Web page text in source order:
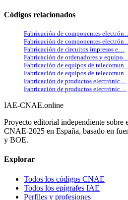
Códigos relacionados
Fabricación de componentes electrón…
Fabricación de componentes electrón…
Fabricación de circuitos impresos e…
Fabricación de ordenadores y equipo…
Fabricación de equipos de telecomun…
Fabricación de equipos de telecomun…
Fabricación de productos electrónic…
Fabricación de productos electrónic…
IAE-CNAE.online
Proyecto editorial independiente
CNAE-2025 en España, basado en
y BOE.
Explorar
Todos los códigos CNAE
Todos los epígrafes IAE
Perfiles y profesiones